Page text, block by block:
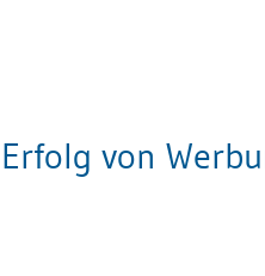
von